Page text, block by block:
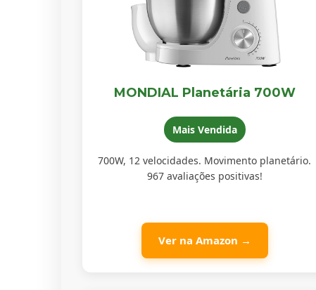
MONDIAL Planetária 700W
Mais Vendida
700W, 12 velocidades. Movimento planetário.
967 avaliações positivas!
Ver na Amazon →